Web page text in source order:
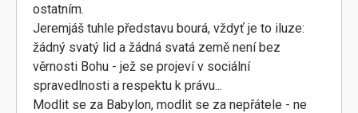
ostatním.
Jeremjáš tuhle představu bourá, vždyť je to iluze:
žádný svatý lid a žádná svatá země není bez
věrnosti Bohu - jež se projeví v sociální
spravedlnosti a respektu k právu...
Modlit se za Babylon, modlit se za nepřátele - ne